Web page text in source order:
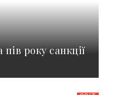
року санкції